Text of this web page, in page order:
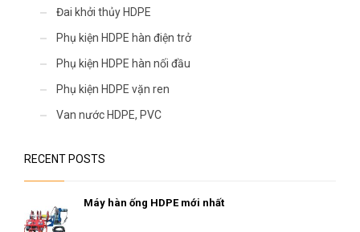
Đai khởi thủy HDPE
Phụ kiện HDPE hàn điện trở
Phụ kiện HDPE hàn nối đầu
Phụ kiện HDPE vặn ren
Van nước HDPE, PVC
RECENT POSTS
Máy hàn ống HDPE mới nhất